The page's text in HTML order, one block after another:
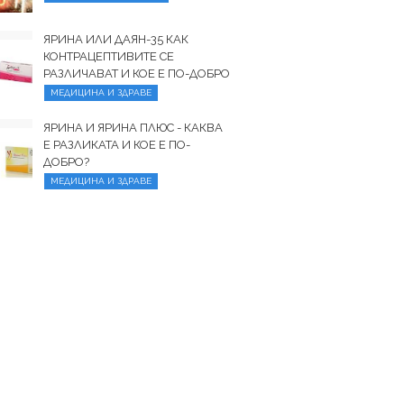
ЯРИНА ИЛИ ДАЯН-35 КАК
КОНТРАЦЕПТИВИТЕ СЕ
РАЗЛИЧАВАТ И КОЕ Е ПО-ДОБРО
МЕДИЦИНА И ЗДРАВЕ
ЯРИНА И ЯРИНА ПЛЮС - КАКВА
Е РАЗЛИКАТА И КОЕ Е ПО-
ДОБРО?
МЕДИЦИНА И ЗДРАВЕ